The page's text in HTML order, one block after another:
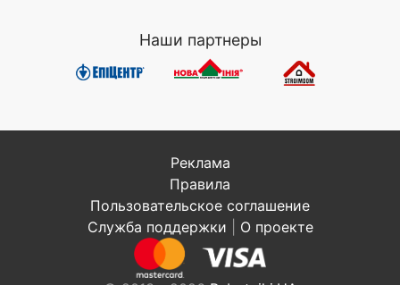
Наши партнеры
Реклама
Правила
Пользовательское соглашение
Служба поддержки
О проекте